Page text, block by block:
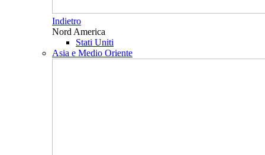
Indietro
Nord America
Stati Uniti
Asia e Medio Oriente